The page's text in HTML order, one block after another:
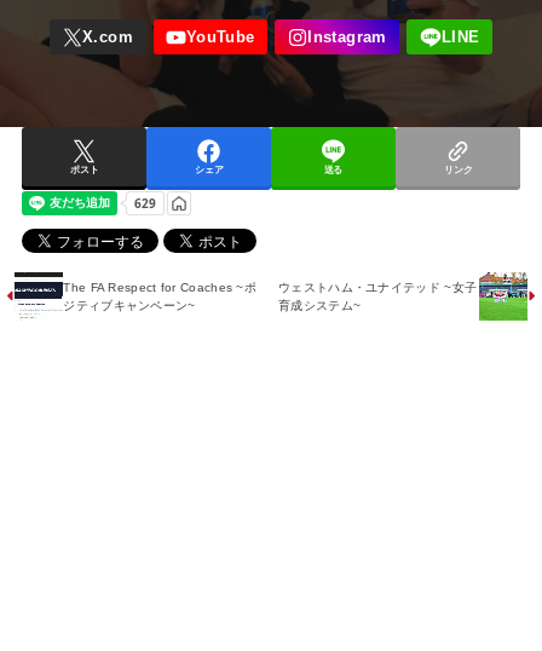
ポスト シェア 送る リンク
The FA Respect for Coaches ~ポ
ジティブキャンペーン~
ウェストハム・ユナイテッド ~女子
育成システム~